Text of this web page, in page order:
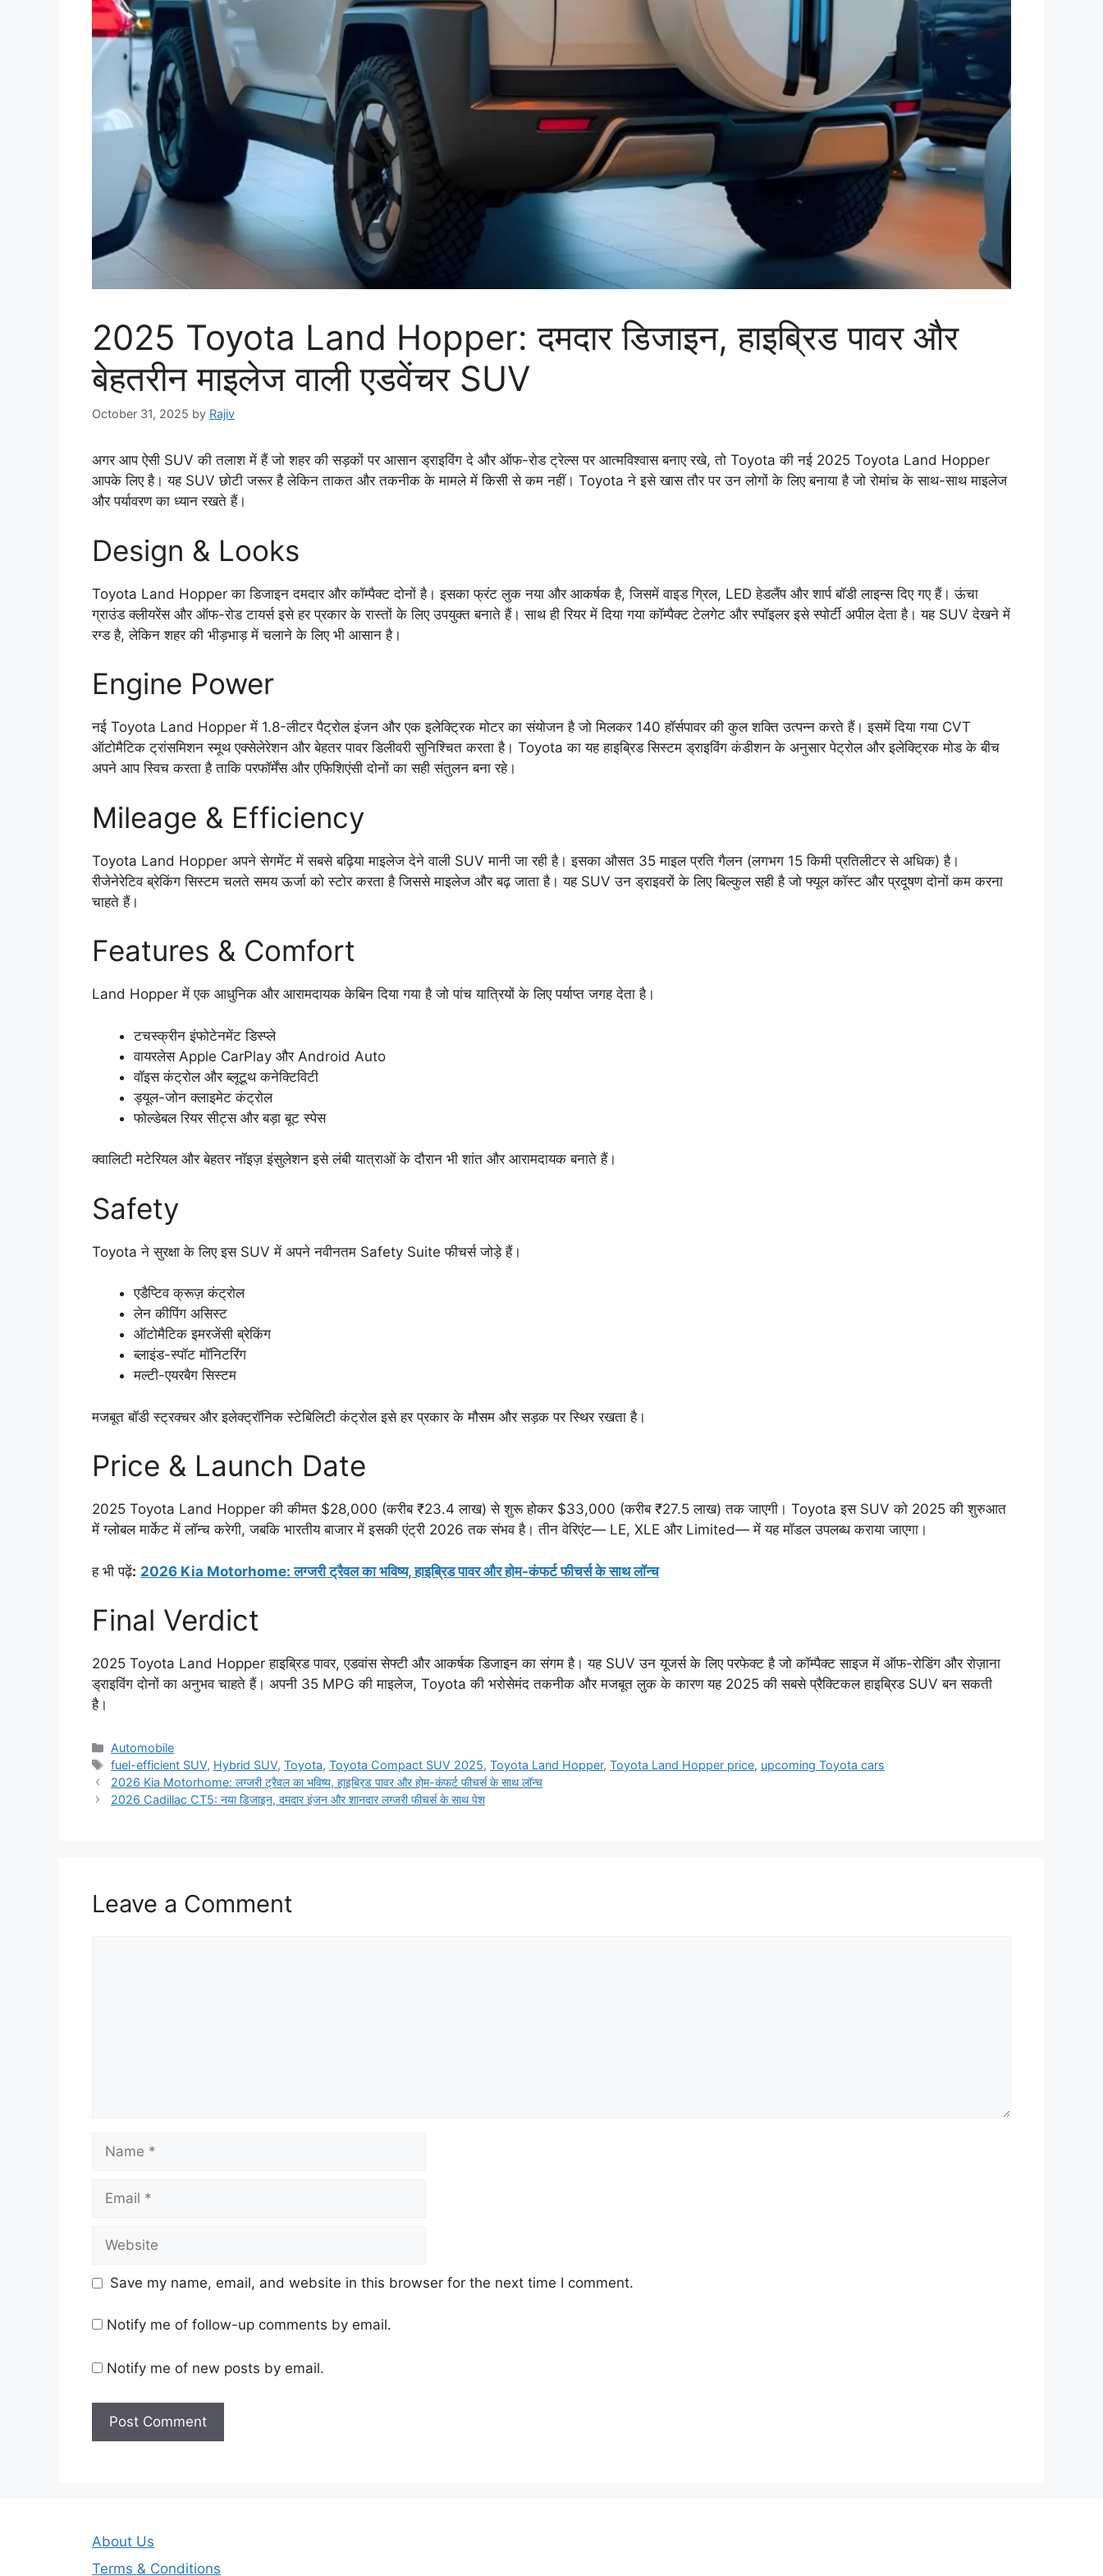
2025 Toyota Land Hopper: दमदार डिजाइन, हाइब्रिड पावर और
बेहतरीन माइलेज वाली एडवेंचर SUV
October 31, 2025 by Rajiv
अगर आप ऐसी SUV की तलाश में हैं जो शहर की सड़कों पर आसान ड्राइविंग दे और ऑफ-रोड ट्रेल्स पर आत्मविश्वास बनाए रखे, तो Toyota की नई 2025 Toyota Land Hopper
आपके लिए है। यह SUV छोटी जरूर है लेकिन ताकत और तकनीक के मामले में किसी से कम नहीं। Toyota ने इसे खास तौर पर उन लोगों के लिए बनाया है जो रोमांच के साथ-साथ माइलेज
और पर्यावरण का ध्यान रखते हैं।
Design & Looks
Toyota Land Hopper का डिजाइन दमदार और कॉम्पैक्ट दोनों है। इसका फ्रंट लुक नया और आकर्षक है, जिसमें वाइड ग्रिल, LED हेडलैंप और शार्प बॉडी लाइन्स दिए गए हैं। ऊंचा
ग्राउंड क्लीयरेंस और ऑफ-रोड टायर्स इसे हर प्रकार के रास्तों के लिए उपयुक्त बनाते हैं। साथ ही रियर में दिया गया कॉम्पैक्ट टेलगेट और स्पॉइलर इसे स्पोर्टी अपील देता है। यह SUV देखने में
रग्ड है, लेकिन शहर की भीड़भाड़ में चलाने के लिए भी आसान है।
Engine Power
नई Toyota Land Hopper में 1.8-लीटर पैट्रोल इंजन और एक इलेक्ट्रिक मोटर का संयोजन है जो मिलकर 140 हॉर्सपावर की कुल शक्ति उत्पन्न करते हैं। इसमें दिया गया CVT
ऑटोमैटिक ट्रांसमिशन स्मूथ एक्सेलेरेशन और बेहतर पावर डिलीवरी सुनिश्चित करता है। Toyota का यह हाइब्रिड सिस्टम ड्राइविंग कंडीशन के अनुसार पेट्रोल और इलेक्ट्रिक मोड के बीच
अपने आप स्विच करता है ताकि परफॉर्मेंस और एफिशिएंसी दोनों का सही संतुलन बना रहे।
Mileage & Efficiency
Toyota Land Hopper अपने सेगमेंट में सबसे बढ़िया माइलेज देने वाली SUV मानी जा रही है। इसका औसत 35 माइल प्रति गैलन (लगभग 15 किमी प्रतिलीटर से अधिक) है।
रीजेनेरेटिव ब्रेकिंग सिस्टम चलते समय ऊर्जा को स्टोर करता है जिससे माइलेज और बढ़ जाता है। यह SUV उन ड्राइवरों के लिए बिल्कुल सही है जो फ्यूल कॉस्ट और प्रदूषण दोनों कम करना
चाहते हैं।
Features & Comfort
Land Hopper में एक आधुनिक और आरामदायक केबिन दिया गया है जो पांच यात्रियों के लिए पर्याप्त जगह देता है।
टचस्क्रीन इंफोटेनमेंट डिस्प्ले
वायरलेस Apple CarPlay और Android Auto
वॉइस कंट्रोल और ब्लूटूथ कनेक्टिविटी
ड्यूल-जोन क्लाइमेट कंट्रोल
फोल्डेबल रियर सीट्स और बड़ा बूट स्पेस
क्वालिटी मटेरियल और बेहतर नॉइज़ इंसुलेशन इसे लंबी यात्राओं के दौरान भी शांत और आरामदायक बनाते हैं।
Safety
Toyota ने सुरक्षा के लिए इस SUV में अपने नवीनतम Safety Suite फीचर्स जोड़े हैं।
एडैप्टिव क्रूज़ कंट्रोल
लेन कीपिंग असिस्ट
ऑटोमैटिक इमरजेंसी ब्रेकिंग
ब्लाइंड-स्पॉट मॉनिटरिंग
मल्टी-एयरबैग सिस्टम
मजबूत बॉडी स्ट्रक्चर और इलेक्ट्रॉनिक स्टेबिलिटी कंट्रोल इसे हर प्रकार के मौसम और सड़क पर स्थिर रखता है।
Price & Launch Date
2025 Toyota Land Hopper की कीमत $28,000 (करीब ₹23.4 लाख) से शुरू होकर $33,000 (करीब ₹27.5 लाख) तक जाएगी। Toyota इस SUV को 2025 की शुरुआत
में ग्लोबल मार्केट में लॉन्च करेगी, जबकि भारतीय बाजार में इसकी एंट्री 2026 तक संभव है। तीन वेरिएंट— LE, XLE और Limited— में यह मॉडल उपलब्ध कराया जाएगा।
ह भी पढ़ें: 2026 Kia Motorhome: लग्जरी ट्रैवल का भविष्य, हाइब्रिड पावर और होम-कंफर्ट फीचर्स के साथ लॉन्च
Final Verdict
2025 Toyota Land Hopper हाइब्रिड पावर, एडवांस सेफ्टी और आकर्षक डिजाइन का संगम है। यह SUV उन यूजर्स के लिए परफेक्ट है जो कॉम्पैक्ट साइज में ऑफ-रोडिंग और रोज़ाना
ड्राइविंग दोनों का अनुभव चाहते हैं। अपनी 35 MPG की माइलेज, Toyota की भरोसेमंद तकनीक और मजबूत लुक के कारण यह 2025 की सबसे प्रैक्टिकल हाइब्रिड SUV बन सकती
है।
Categories
Automobile
Tags
fuel-efficient SUV, Hybrid SUV,Toyota,Toyota Compact SUV 2025,Toyota Land Hopper,Toyota Land Hopper price, upcoming Toyota cars
2026 Kia Motorhome: लग्जरी ट्रैवल का भविष्य, हाइब्रिड पावर और होम-कंफर्ट फीचर्स के साथ लॉन्च
2026 Cadillac CT5: नया डिजाइन, दमदार इंजन और शानदार लग्जरी फीचर्स के साथ पेश
Leave a Comment
Name
Email
Website
Save my name, email, and website in this browser for the next time I comment.
Notify me of follow-up comments by email.
Notify me of new posts by email.
About Us
Terms & Conditions